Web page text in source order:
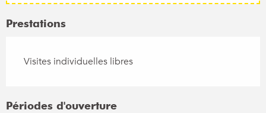
Prestations
Visites individuelles libres
Périodes d'ouverture